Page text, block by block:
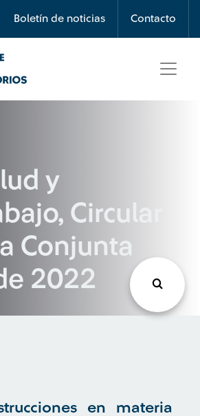
Boletín de noticias Contacto
y
Circular
Conjunta
2022
en materia